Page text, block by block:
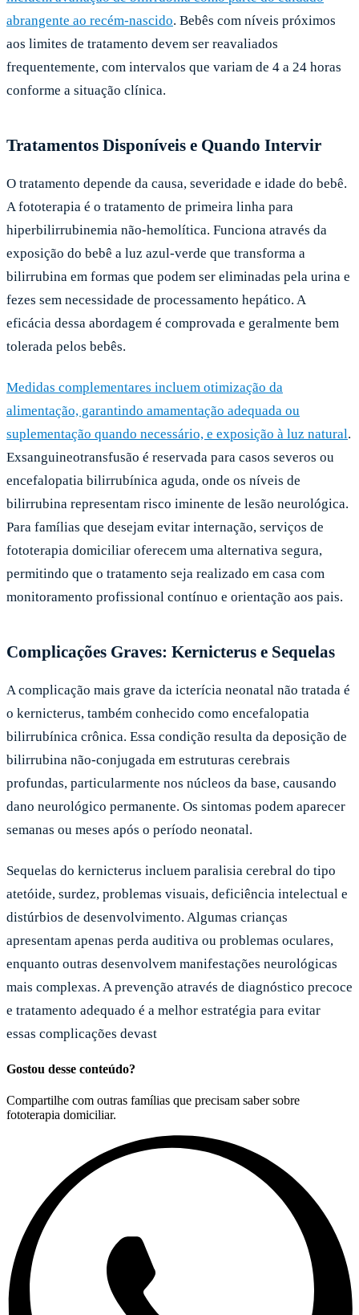
abrangente ao recém-nascido. Bebês com níveis próximos
aos limites de tratamento devem ser reavaliados
frequentemente, com intervalos que variam de 4 a 24 horas
conforme a situação clínica.
Tratamentos Disponíveis e Quando Intervir
O tratamento depende da causa, severidade e idade do bebê.
A fototerapia é o tratamento de primeira linha para
hiperbilirrubinemia não-hemolítica. Funciona através da
exposição do bebê a luz azul-verde que transforma a
bilirrubina em formas que podem ser eliminadas pela urina e
fezes sem necessidade de processamento hepático. A
eficácia dessa abordagem é comprovada e geralmente bem
tolerada pelos bebês.
Medidas complementares incluem otimização da
alimentação, garantindo amamentação adequada ou
suplementação quando necessário, e exposição à luz natural.
Exsanguineotransfusão é reservada para casos severos ou
encefalopatia bilirrubínica aguda, onde os níveis de
bilirrubina representam risco iminente de lesão neurológica.
Para famílias que desejam evitar internação, serviços de
fototerapia domiciliar oferecem uma alternativa segura,
permitindo que o tratamento seja realizado em casa com
monitoramento profissional contínuo e orientação aos pais.
Complicações Graves: Kernicterus e Sequelas
A complicação mais grave da icterícia neonatal não tratada é
o kernicterus, também conhecido como encefalopatia
bilirrubínica crônica. Essa condição resulta da deposição de
bilirrubina não-conjugada em estruturas cerebrais
profundas, particularmente nos núcleos da base, causando
dano neurológico permanente. Os sintomas podem aparecer
semanas ou meses após o período neonatal.
Sequelas do kernicterus incluem paralisia cerebral do tipo
atetóide, surdez, problemas visuais, deficiência intelectual e
distúrbios de desenvolvimento. Algumas crianças
apresentam apenas perda auditiva ou problemas oculares,
enquanto outras desenvolvem manifestações neurológicas
mais complexas. A prevenção através de diagnóstico precoce
e tratamento adequado é a melhor estratégia para evitar
essas complicações devast
Gostou desse conteúdo?
Compartilhe com outras famílias que precisam saber sobre
fototerapia domiciliar.